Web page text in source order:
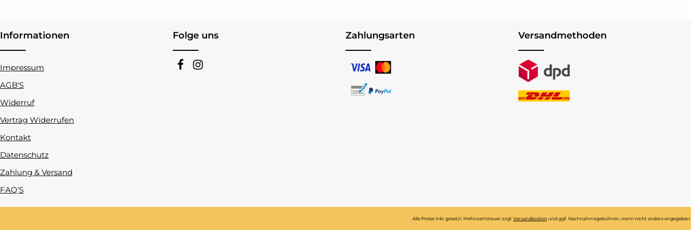
Informationen
Impressum
AGB'S
Widerruf
Vertrag Widerrufen
Kontakt
Datenschutz
Zahlung & Versand
FAQ'S
Folge uns Zahlungsarten Versandmethoden
Alle Preise inkl. gesetzl. Mehrwertsteuer zzgl. Versandkostenund ggf. Nachnahmegebühren, wenn nicht anders angegeben.